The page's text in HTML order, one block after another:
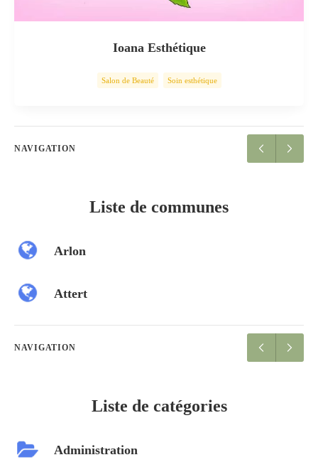
Ioana Esthétique
Salon de Beauté Soin esthétique
NAVIGATION
Liste de communes
Arlon
Attert
NAVIGATION
Liste de catégories
Administration